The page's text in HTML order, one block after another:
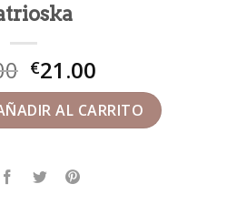
€21.00
AL CARRITO